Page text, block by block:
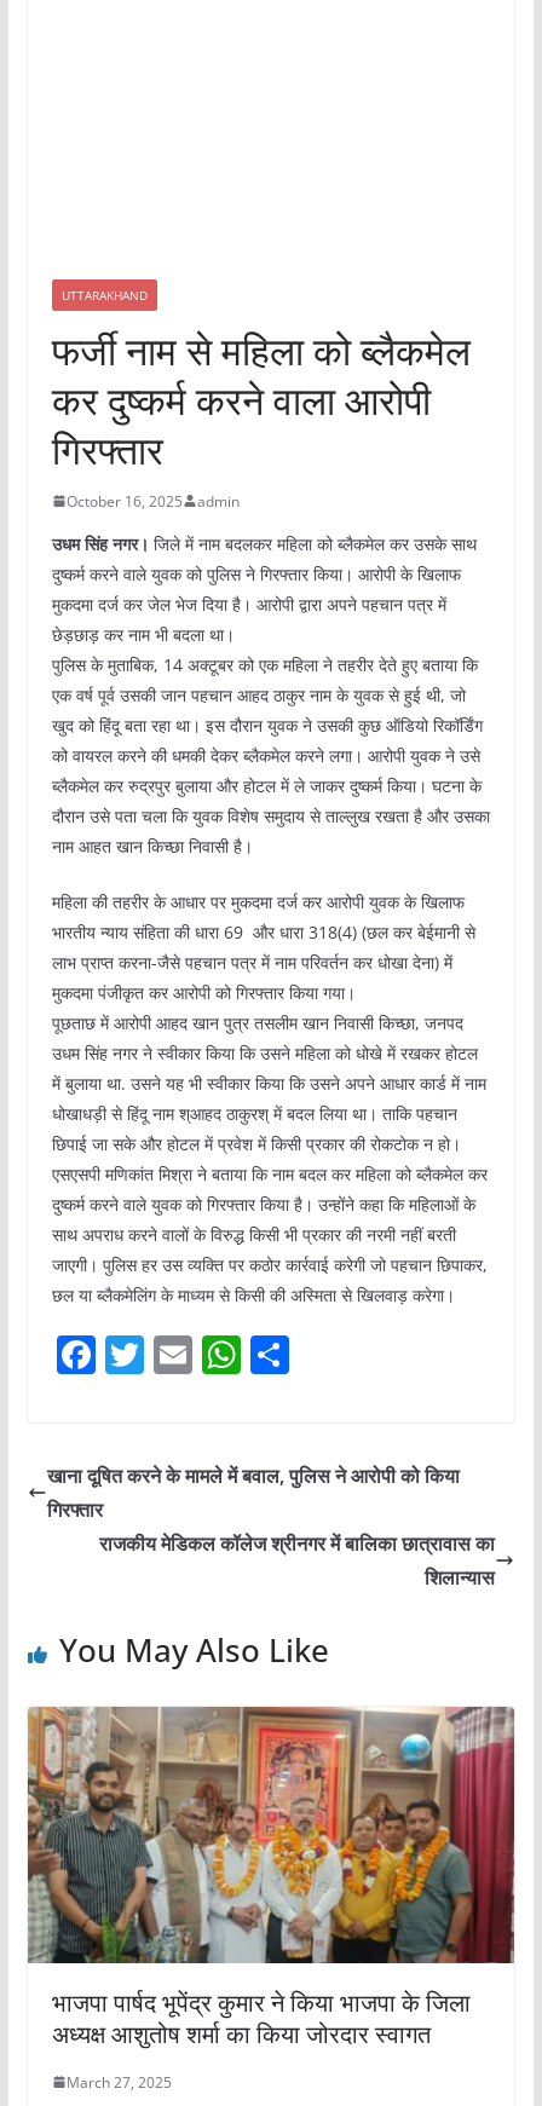
UTTARAKHAND
फर्जी नाम से महिला को ब्लैकमेल
कर दुष्कर्म करने वाला आरोपी
गिरफ्तार
October 16, 2025 admin
उधम सिंह नगर। जिले में नाम बदलकर महिला को ब्लैकमेल कर उसके साथ
दुष्कर्म करने वाले युवक को पुलिस ने गिरफ्तार किया। आरोपी के खिलाफ
मुकदमा दर्ज कर जेल भेज दिया है। आरोपी द्वारा अपने पहचान पत्र में
छेड़छाड़ कर नाम भी बदला था।
पुलिस के मुताबिक, 14 अक्टूबर को एक महिला ने तहरीर देते हुए बताया कि
एक वर्ष पूर्व उसकी जान पहचान आहद ठाकुर नाम के युवक से हुई थी, जो
खुद को हिंदू बता रहा था। इस दौरान युवक ने उसकी कुछ ऑडियो रिकॉर्डिंग
को वायरल करने की धमकी देकर ब्लैकमेल करने लगा। आरोपी युवक ने उसे
ब्लैकमेल कर रुद्रपुर बुलाया और होटल में ले जाकर दुष्कर्म किया। घटना के
दौरान उसे पता चला कि युवक विशेष समुदाय से ताल्लुख रखता है और उसका
नाम आहत खान किच्छा निवासी है।
महिला की तहरीर के आधार पर मुकदमा दर्ज कर आरोपी युवक के खिलाफ
भारतीय न्याय संहिता की धारा 69 और धारा 318(4) (छल कर बेईमानी से
लाभ प्राप्त करना-जैसे पहचान पत्र में नाम परिवर्तन कर धोखा देना) में
मुकदमा पंजीकृत कर आरोपी को गिरफ्तार किया गया।
पूछताछ में आरोपी आहद खान पुत्र तसलीम खान निवासी किच्छा, जनपद
उधम सिंह नगर ने स्वीकार किया कि उसने महिला को धोखे में रखकर होटल
में बुलाया था. उसने यह भी स्वीकार किया कि उसने अपने आधार कार्ड में नाम
धोखाधड़ी से हिंदू नाम श्आहद ठाकुरश् में बदल लिया था। ताकि पहचान
छिपाई जा सके और होटल में प्रवेश में किसी प्रकार की रोकटोक न हो।
एसएसपी मणिकांत मिश्रा ने बताया कि नाम बदल कर महिला को ब्लैकमेल कर
दुष्कर्म करने वाले युवक को गिरफ्तार किया है। उन्होंने कहा कि महिलाओं के
साथ अपराध करने वालों के विरुद्ध किसी भी प्रकार की नरमी नहीं बरती
जाएगी। पुलिस हर उस व्यक्ति पर कठोर कार्रवाई करेगी जो पहचान छिपाकर,
छल या ब्लैकमेलिंग के माध्यम से किसी की अस्मिता से खिलवाड़ करेगा।
F
e
b
o
T
er
E
l
W
s
p
S
e
खाना दूषित करने के मामले में बवाल, पुलिस ने आरोपी को किया
गिरफ्तार
राजकीय मेडिकल कॉलेज श्रीनगर में बालिका छात्रावास का
शिलान्यास
You May Also Like
भाजपा पार्षद भूपेंद्र कुमार ने किया भाजपा के जिला
अध्यक्ष आशुतोष शर्मा का किया जोरदार स्वागत
March 27, 2025